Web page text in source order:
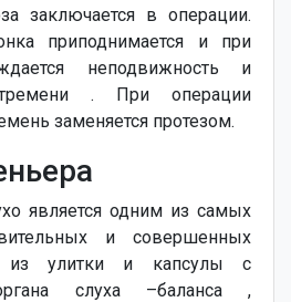
заключается в операции.
приподнимается и при
неподвижность и
. При операции
заменяется протезом.
является одним из самых
и совершенных
из улитки и капсулы с
слуха –баланса ,